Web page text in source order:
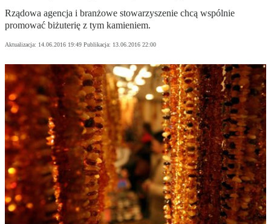
Rządowa agencja i branżowe stowarzyszenie chcą wspólnie
promować biżuterię z tym kamieniem.
Aktualizacja: 14.06.2016 19:49 Publikacja: 13.06.2016 22:00